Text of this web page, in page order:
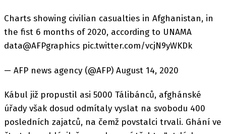
Charts showing civilian casualties in Afghanistan, in
the fist 6 months of 2020, according to UNAMA
data@AFPgraphics pic.twitter.com/vcjN9yWKDk
— AFP news agency (@AFP) August 14, 2020
Kábul již propustil asi 5000 Tálibánců, afghánské
úřady však dosud odmítaly vyslat na svobodu 400
posledních zajatců, na čemž povstalci trvali. Ghání ve